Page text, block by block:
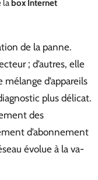
la box Internet
de la panne.
; d’autres, elle
d’appareils
plus délicat.
des
d’abonnement
évolue à la va-